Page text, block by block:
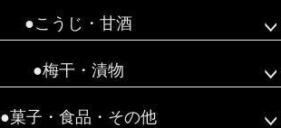
●こうじ・甘酒
●梅干・漬物
●菓子・食品・その他